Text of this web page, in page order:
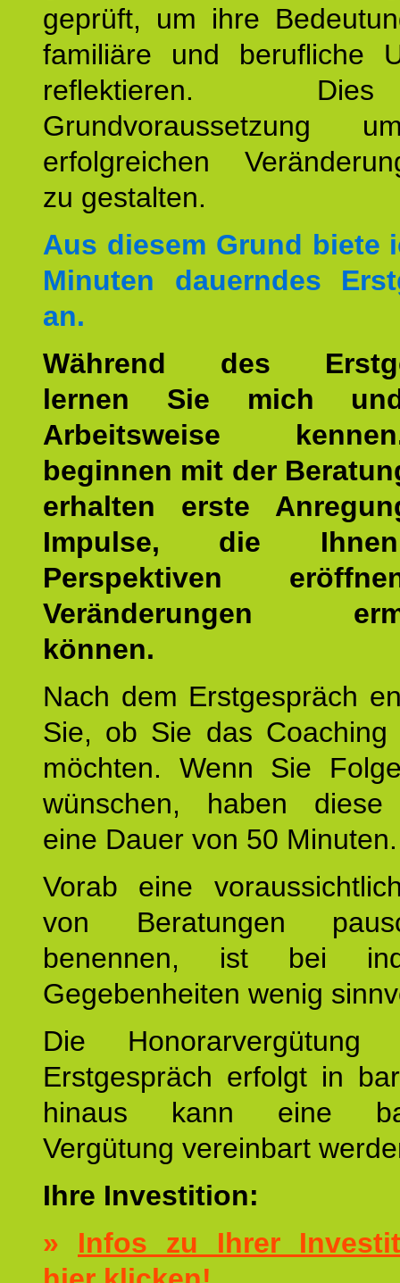
geprüft, um ihre
familiäre und berufliche
reflektieren.
Grundvoraussetzung
erfolgreichen
zu gestalten.
Aus diesem Grund biete
Minuten dauerndes
an.
Während des
lernen Sie mich
Arbeitsweise
beginnen mit der
erhalten erste
Impulse, die
Perspektiven
Veränderungen
können.
Nach dem Erstgespräch
Sie, ob Sie das Coaching
möchten. Wenn Sie
wünschen, haben diese
eine Dauer von 50 Minuten.
Vorab eine
von Beratungen
benennen, ist bei
Gegebenheiten wenig
Die
Erstgespräch erfolgt in
hinaus kann eine
Vergütung vereinbart
Ihre Investition:
» Infos zu Ihrer